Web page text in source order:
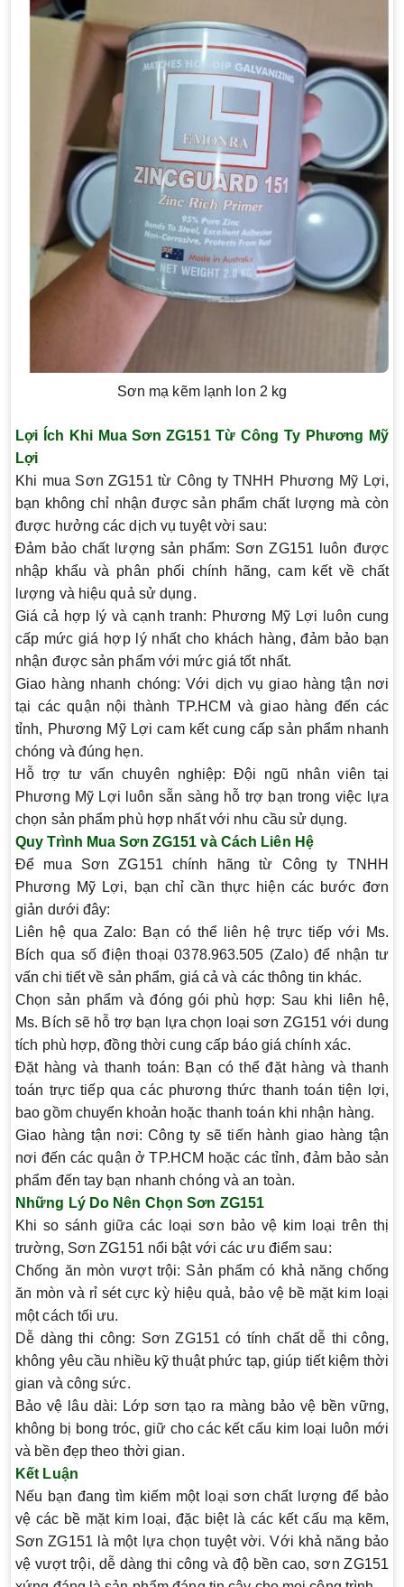
Sơn mạ kẽm lạnh lon 2 kg
Lợi Ích Khi Mua Sơn ZG151 Từ Công Ty Phương Mỹ
Lợi
Khi mua Sơn ZG151 từ Công ty TNHH Phương Mỹ Lợi,
bạn không chỉ nhận được sản phẩm chất lượng mà còn
được hưởng các dịch vụ tuyệt vời sau:
Đảm bảo chất lượng sản phẩm: Sơn ZG151 luôn được
nhập khẩu và phân phối chính hãng, cam kết về chất
lượng và hiệu quả sử dụng.
Giá cả hợp lý và cạnh tranh: Phương Mỹ Lợi luôn cung
cấp mức giá hợp lý nhất cho khách hàng, đảm bảo bạn
nhận được sản phẩm với mức giá tốt nhất.
Giao hàng nhanh chóng: Với dịch vụ giao hàng tận nơi
tại các quận nội thành TP.HCM và giao hàng đến các
tỉnh, Phương Mỹ Lợi cam kết cung cấp sản phẩm nhanh
chóng và đúng hẹn.
Hỗ trợ tư vấn chuyên nghiệp: Đội ngũ nhân viên tại
Phương Mỹ Lợi luôn sẵn sàng hỗ trợ bạn trong việc lựa
chọn sản phẩm phù hợp nhất với nhu cầu sử dụng.
Quy Trình Mua Sơn ZG151 và Cách Liên Hệ
Để mua Sơn ZG151 chính hãng từ Công ty TNHH
Phương Mỹ Lợi, bạn chỉ cần thực hiện các bước đơn
giản dưới đây:
Liên hệ qua Zalo: Bạn có thể liên hệ trực tiếp với Ms.
Bích qua số điện thoại0378.963.505 (Zalo) để nhận tư
vấn chi tiết về sản phẩm, giá cả và các thông tin khác.
Chọn sản phẩm và đóng gói phù hợp: Sau khi liên hệ,
Ms. Bích sẽ hỗ trợ bạn lựa chọn loại sơn ZG151 với dung
tích phù hợp, đồng thời cung cấp báo giá chính xác.
Đặt hàng và thanh toán: Bạn có thể đặt hàng và thanh
toán trực tiếp qua các phương thức thanh toán tiện lợi,
bao gồm chuyển khoản hoặc thanh toán khi nhận hàng.
Giao hàng tận nơi: Công ty sẽ tiến hành giao hàng tận
nơi đến các quận ở TP.HCM hoặc các tỉnh, đảm bảo sản
phẩm đến tay bạn nhanh chóng và an toàn.
Những Lý Do Nên Chọn Sơn ZG151
Khi so sánh giữa các loại sơn bảo vệ kim loại trên thị
trường, Sơn ZG151 nổi bật với các ưu điểm sau:
Chống ăn mòn vượt trội: Sản phẩm có khả năng chống
ăn mòn và rỉ sét cực kỳ hiệu quả, bảo vệ bề mặt kim loại
một cách tối ưu.
Dễ dàng thi công: Sơn ZG151 có tính chất dễ thi công,
không yêu cầu nhiều kỹ thuật phức tạp, giúp tiết kiệm thời
gian và công sức.
Bảo vệ lâu dài: Lớp sơn tạo ra màng bảo vệ bền vững,
không bị bong tróc, giữ cho các kết cấu kim loại luôn mới
và bền đẹp theo thời gian.
Kết Luận
Nếu bạn đang tìm kiếm một loại sơn chất lượng để bảo
vệ các bề mặt kim loại, đặc biệt là các kết cấu mạ kẽm,
Sơn ZG151 là một lựa chọn tuyệt vời. Với khả năng bảo
vệ vượt trội, dễ dàng thi công và độ bền cao, sơn ZG151